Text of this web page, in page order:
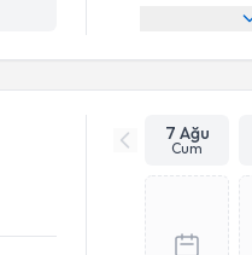
7 Ağu
Cum